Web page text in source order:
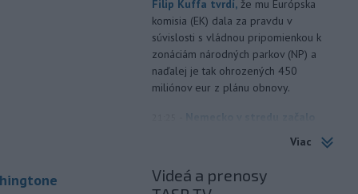
Filip Kuffa tvrdí, že mu Európska
komisia (EK) dala za pravdu v
súvislosti s vládnou pripomienkou k
zonáciám národných parkov (NP) a
naďalej je tak ohrozených 450
miliónov eur z plánu obnovy.
vyšetrovanie po tom, ako sa v noci
blízkosti vzletovej a pristávacej
dráhy na letisku Lipsko/Halle našiel
dron naložený výbušninami.
Viac
Videá a prenosy